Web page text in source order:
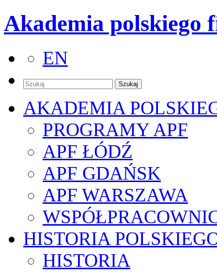
Akademia polskiego
EN
AKADEMIA
PROGRAMY APF
APF ŁÓDŹ
APF GDAŃSK
APF WARSZAWA
HISTORIA
HISTORIA